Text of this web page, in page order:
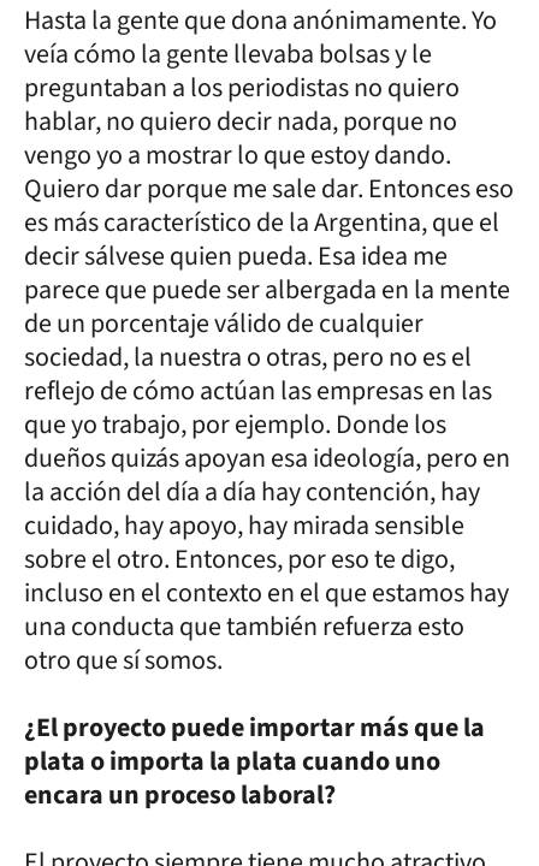
Hasta la gente que dona anónimamente. Yo
veía cómo la gente llevaba bolsas y le
preguntaban a los periodistas no quiero
hablar, no quiero decir nada, porque no
vengo yo a mostrar lo que estoy dando.
Quiero dar porque me sale dar. Entonces eso
es más característico de la Argentina, que el
decir sálvese quien pueda. Esa idea me
parece que puede ser albergada en la mente
de un porcentaje válido de cualquier
sociedad, la nuestra o otras, pero no es el
reflejo de cómo actúan las empresas en las
que yo trabajo, por ejemplo. Donde los
dueños quizás apoyan esa ideología, pero en
la acción del día a día hay contención, hay
cuidado, hay apoyo, hay mirada sensible
sobre el otro. Entonces, por eso te digo,
incluso en el contexto en el que estamos hay
una conducta que también refuerza esto
otro que sí somos.
¿El proyecto puede importar más que la
plata o importa la plata cuando uno
encara un proceso laboral?